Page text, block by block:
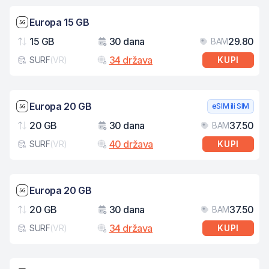
Brzina mreže: 5G
Europa 15 GB
Podaci
15 GB
Važenje
30 dana BAM29.80
Tip eSIM kartice
SURF(VR) 34 država KUPI
Brzina mreže: 5G
Europa 20 GB eSIM ili SIM
Podaci
20 GB
Važenje
30 dana BAM37.50
Tip eSIM kartice
SURF(VR) 40 država KUPI
Brzina mreže: 5G
Europa 20 GB
Podaci
20 GB
Važenje
30 dana BAM37.50
Tip eSIM kartice
SURF(VR) 34 država KUPI